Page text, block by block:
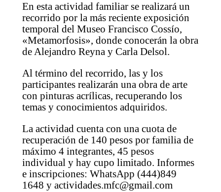
En esta actividad familiar se realizará un
recorrido por la más reciente exposición
temporal del Museo Francisco Cossío,
«Metamorfosis», donde conocerán la obra
de Alejandro Reyna y Carla Delsol.
Al término del recorrido, las y los
participantes realizarán una obra de arte
con pinturas acrílicas, recuperando los
temas y conocimientos adquiridos.
La actividad cuenta con una cuota de
recuperación de 140 pesos por familia de
máximo 4 integrantes, 45 pesos
individual y hay cupo limitado. Informes
e inscripciones: WhatsApp (444)849
1648 y actividades.mfc@gmail.com